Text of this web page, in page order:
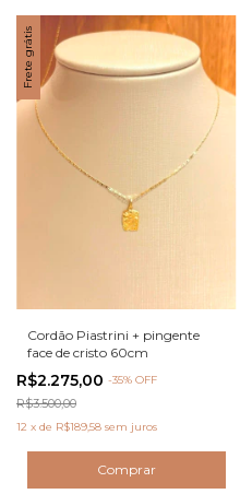
Frete grátis
Cordão Piastrini + pingente
face de cristo 60cm
R$2.275,00 -35% OFF
R$3.500,00
12 x de R$189,58 sem juros